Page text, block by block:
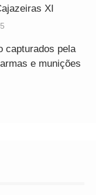
XI
capturados pela
e munições